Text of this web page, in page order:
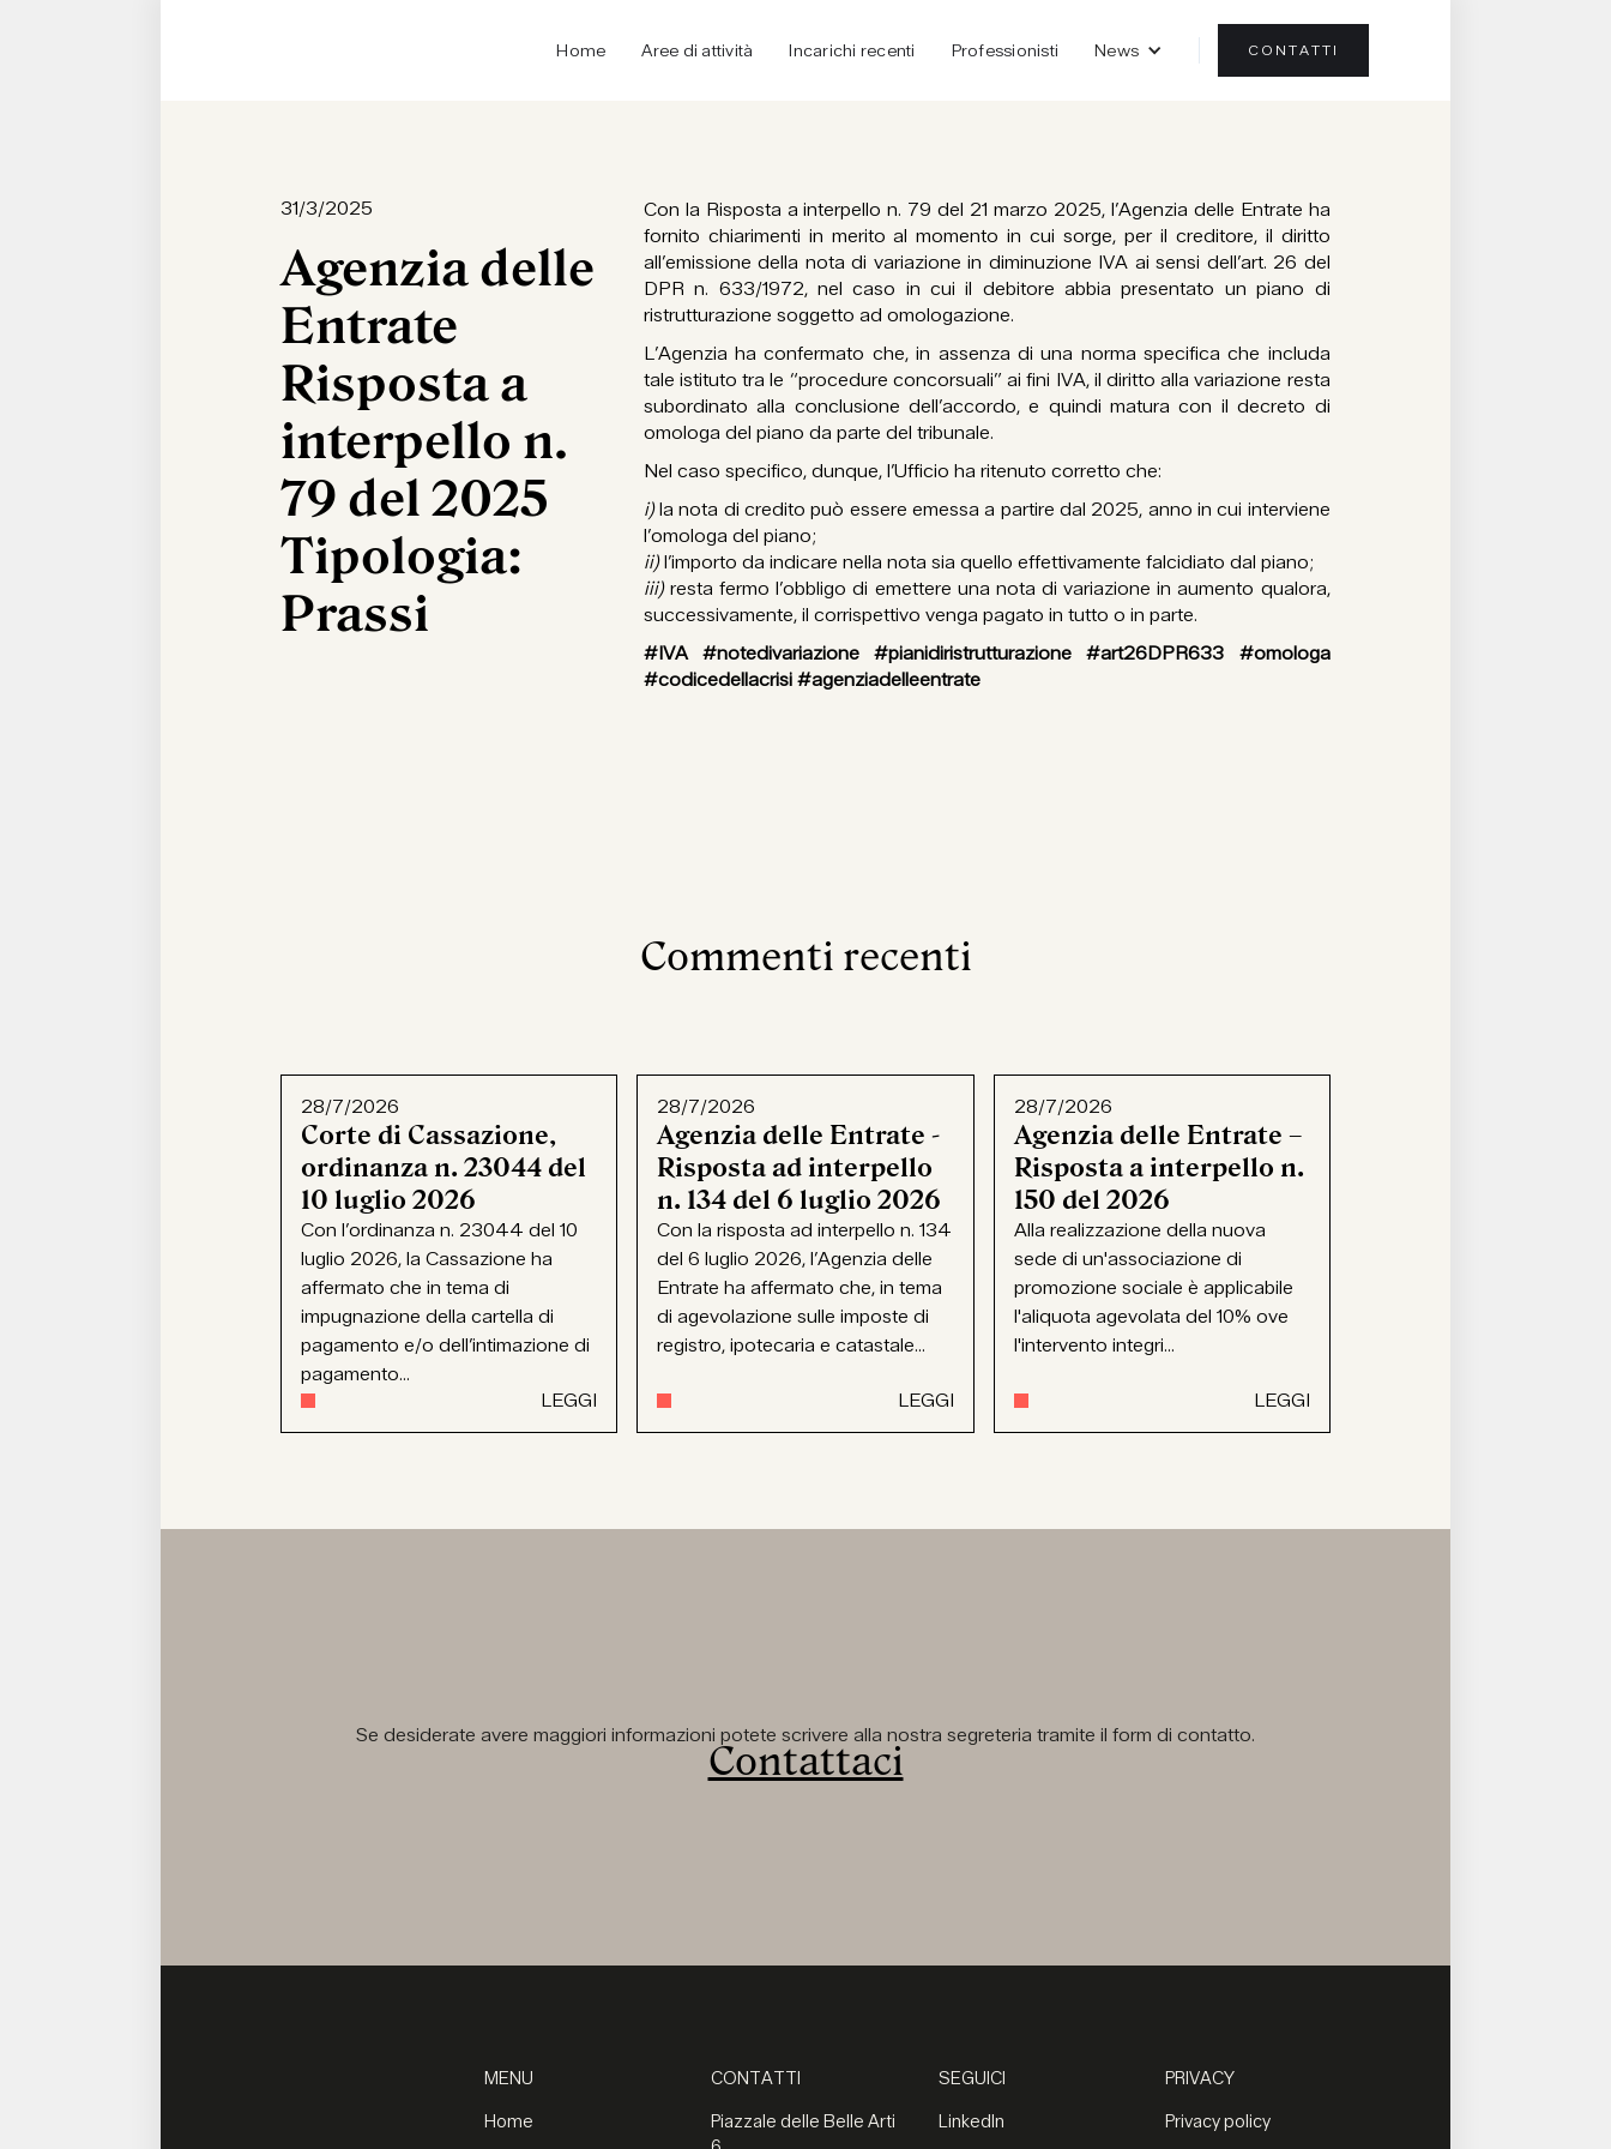
Home Aree di attività Incarichi recenti Professionisti News CONTATTI
31/3/2025
Agenzia delle
Entrate
Risposta a
interpello n.
79 del 2025
Tipologia:
Prassi
Con la Risposta a interpello n. 79 del 21 marzo 2025, l’Agenzia delle Entrate ha
fornito chiarimenti in merito al momento in cui sorge, per il creditore, il diritto
all’emissione della nota di variazione in diminuzione IVA ai sensi dell’art. 26 del
DPR n. 633/1972, nel caso in cui il debitore abbia presentato un piano di
ristrutturazione soggetto ad omologazione.
L’Agenzia ha confermato che, in assenza di una norma specifica che includa
tale istituto tra le “procedure concorsuali” ai fini IVA, il diritto alla variazione resta
subordinato alla conclusione dell’accordo, e quindi matura con il decreto di
omologa del piano da parte del tribunale.
Nel caso specifico, dunque, l’Ufficio ha ritenuto corretto che:
i)la nota di credito può essere emessa a partire dal 2025, anno in cui interviene
l’omologa del piano;
ii)l’importo da indicare nella nota sia quello effettivamente falcidiato dal piano;
iii)resta fermo l’obbligo di emettere una nota di variazione in aumento qualora,
successivamente, il corrispettivo venga pagato in tutto o in parte.
#IVA #notedivariazione #pianidiristrutturazione #art26DPR633 #omologa
#codicedellacrisi #agenziadelleentrate
Commenti recenti
28/7/2026
Corte di Cassazione,
ordinanza n. 23044 del
10 luglio 2026
Con l’ordinanza n. 23044 del 10
luglio 2026, la Cassazione ha
affermato che in tema di
impugnazione della cartella di
pagamento e/o dell’intimazione di
pagamento...
LEGGI
28/7/2026
Agenzia delle Entrate -
Risposta ad interpello
n. 134 del 6 luglio 2026
Con la risposta ad interpello n. 134
del 6 luglio 2026, l’Agenzia delle
Entrate ha affermato che, in tema
di agevolazione sulle imposte di
registro, ipotecaria e catastale...
LEGGI
28/7/2026
Agenzia delle Entrate –
Risposta a interpello n.
150 del 2026
Alla realizzazione della nuova
sede di un'associazione di
promozione sociale è applicabile
l'aliquota agevolata del 10% ove
l'intervento integri...
LEGGI
Se desiderate avere maggiori informazioni potete scrivere alla nostra segreteria tramite il form di contatto.
Contattaci
MENU
Home
CONTATTI
Piazzale delle Belle Arti
SEGUICI
LinkedIn
PRIVACY
Privacy policy